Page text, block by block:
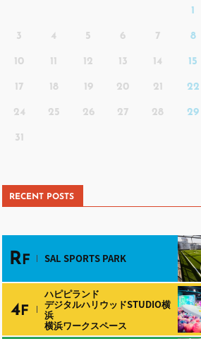
1
3 4 5 6 7 8
10 11 12 13 14 15
17 18 19 20 21 22
24 25 26 27 28 29
31
RECENT POSTS
R F SAL SPORTS PARK
4F
ハピピランド
デジタルハリウッドSTUDIO横
浜
横浜ワークスペース